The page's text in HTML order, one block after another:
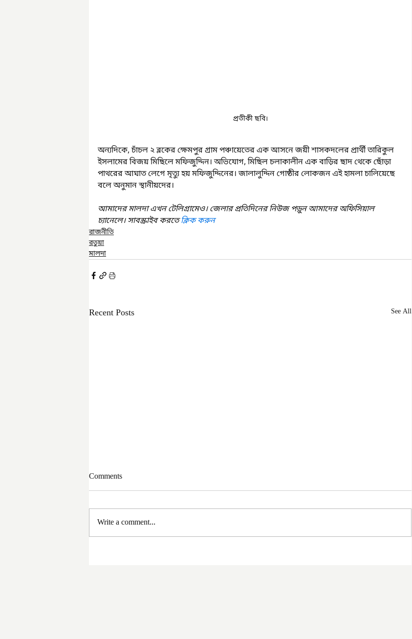
প্রতীকী ছবি।
অন্যদিকে, চাঁচল ২ ব্লকের ক্ষেমপুর গ্রাম পঞ্চায়েতের এক আসনে জয়ী শাসকদলের প্রার্থী তারিকুল
ইসলামের বিজয় মিছিলে মফিজুদ্দিন। অভিযোগ, মিছিল চলাকালীন এক বাড়ির ছাদ থেকে ছোঁড়া
পাথরের আঘাত লেগে মৃত্যু হয় মফিজুদ্দিনের। জালালুদ্দিন গোষ্ঠীর লোকজন এই হামলা চালিয়েছে
বলে অনুমান স্থানীয়দের।
আমাদের মালদা এখন টেলিগ্রামেও। জেলার প্রতিদিনের নিউজ পড়ুন আমাদের অফিসিয়াল
চ্যানেলে। সাবস্ক্রাইব করতে ক্লিক করুন
রাজনীতি
রতুয়া
মালদা
Recent Posts See All
Comments
Write a comment...